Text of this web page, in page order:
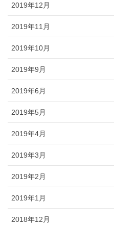
2019年12月
2019年11月
2019年10月
2019年9月
2019年6月
2019年5月
2019年4月
2019年3月
2019年2月
2019年1月
2018年12月